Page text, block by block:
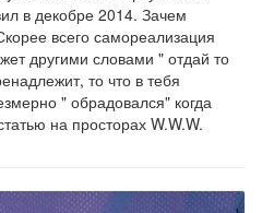
в декобре 2014. Зачем
всего самореализация
другими словами " отдай то
то что в тебя
" обрадовался" когда
на просторах W.W.W.